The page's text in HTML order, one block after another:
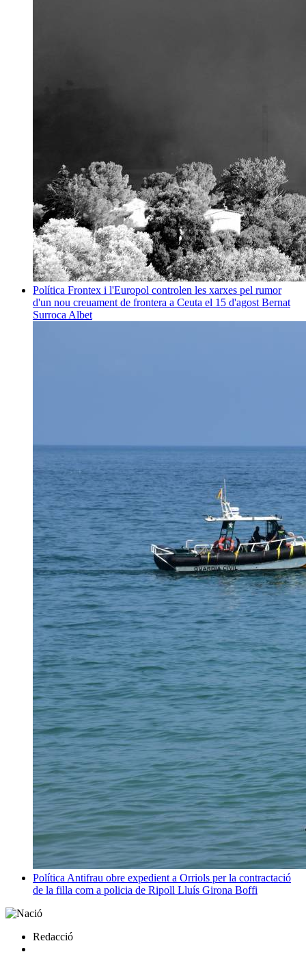
Política Frontex i l'Europol controlen les xarxes pel rumor
d'un nou creuament de frontera a Ceuta el 15 d'agost Bernat
Surroca Albet
Política Antifrau obre expedient a Orriols per la contractació
de la filla com a policia de Ripoll Lluís Girona Boffi
Redacció